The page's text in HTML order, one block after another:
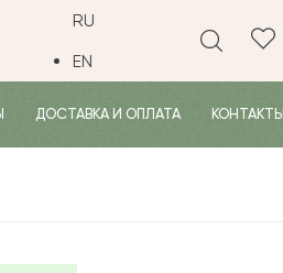
RU
EN
ДОСТАВКА И ОПЛАТА КОНТАКТЫ